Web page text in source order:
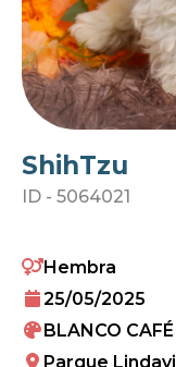
ShihTzu
ID - 5064021
Hembra
25/05/2025
BLANCO CAFÉ
Parque